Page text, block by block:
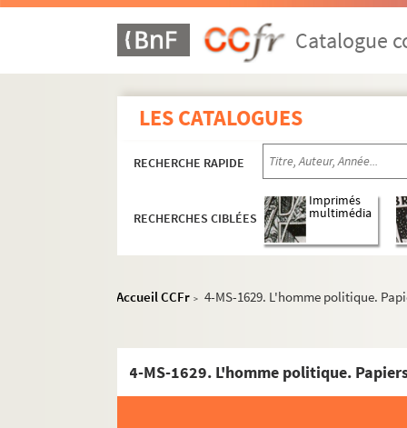
Catalogue
LES CATALOGUES
RECHERCHE RAPIDE
RECHERCHES CIBLÉES
Imprimés
multimédia
Accueil CCFr > 4-MS-1629. L'homme politique.